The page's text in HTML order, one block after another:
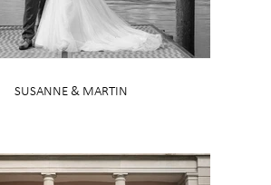
SUSANNE & MARTIN